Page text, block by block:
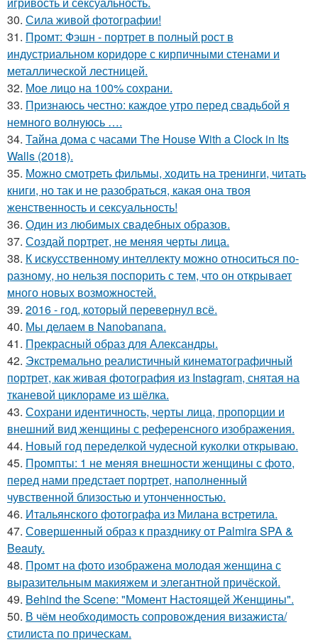
30. Сила живой фотографии!
31. Промт: Фэшн - портрет в полный рост в
индустриальном коридоре с кирпичными стенами и
металлической лестницей.
32. Мое лицо на 100% сохрани.
33. Признаюсь честно: каждое утро перед свадьбой я
немного волнуюсь ….
34. Тайна дома с часами The House With a Clock in Its
Walls (2018).
35. Можно смотреть фильмы, ходить на тренинги, читать
книги, но так и не разобраться, какая она твоя
женственность и сексуальность!
36. Один из любимых свадебных образов.
37. Создай портрет, не меняя черты лица.
38. К искусственному интеллекту можно относиться по-
разному, но нельзя поспорить с тем, что он открывает
много новых возможностей.
39. 2016 - год, который перевернул всё.
40. Мы делаем в Nanobanana.
41. Прекрасный образ для Александры.
42. Экстремально реалистичный кинематографичный
портрет, как живая фотография из Instagram, снятая на
тканевой циклораме из шёлка.
43. Сохрани идентичность, черты лица, пропорции и
внешний вид женщины с референсного изображения.
44. Новый год переделкой чудесной куколки открываю.
45. Промпты: 1 не меняя внешности женщины с фото,
перед нами предстает портрет, наполненный
чувственной близостью и утонченностью.
46. Итальянского фотографа из Милана встретила.
47. Совершенный образ к празднику от Palmira SPA &
Beauty.
48. Промт на фото изображена молодая женщина с
выразительным макияжем и элегантной причёской.
49. Behind the Scene: "Момент Настоящей Женщины".
50. В чём необходимость сопровождения визажиста/
стилиста по прическам.